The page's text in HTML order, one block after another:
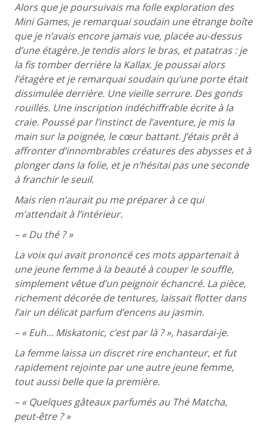
Alors que je poursuivais ma folle exploration des
Mini Games, je remarquai soudain une étrange boîte
que je n’avais encore jamais vue, placée au-dessus
d’une étagère. Je tendis alors le bras, et patatras : je
la fis tomber derrière la Kallax. Je poussai alors
l’étagère et je remarquai soudain qu’une porte était
dissimulée derrière. Une vieille serrure. Des gonds
rouillés. Une inscription indéchiffrable écrite à la
craie. Poussé par l’instinct de l’aventure, je mis la
main sur la poignée, le cœur battant. J’étais prêt à
affronter d’innombrables créatures des abysses et à
plonger dans la folie, et je n’hésitai pas une seconde
à franchir le seuil.
Mais rien n’aurait pu me préparer à ce qui
m’attendait à l’intérieur.
– « Du thé ? »
La voix qui avait prononcé ces mots appartenait à
une jeune femme à la beauté à couper le souffle,
simplement vêtue d’un peignoir échancré. La pièce,
richement décorée de tentures, laissait flotter dans
l’air un délicat parfum d’encens au jasmin.
– « Euh… Miskatonic, c’est par là ? », hasardai-je.
La femme laissa un discret rire enchanteur, et fut
rapidement rejointe par une autre jeune femme,
tout aussi belle que la première.
– « Quelques gâteaux parfumés au Thé Matcha,
peut-être ? »